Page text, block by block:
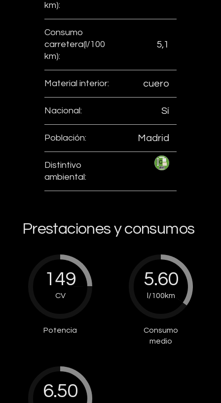
km):
Consumo
carretera(l/100
km):
5,1
Material interior: cuero
Nacional: Sí
Población: Madrid
Distintivo
ambiental:
Prestaciones y consumos
149
CV
Potencia
5.60
l/100km
Consumo
medio
6.50